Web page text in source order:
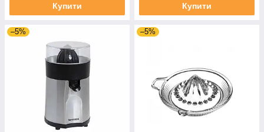
Купити Купити
–5% –5%